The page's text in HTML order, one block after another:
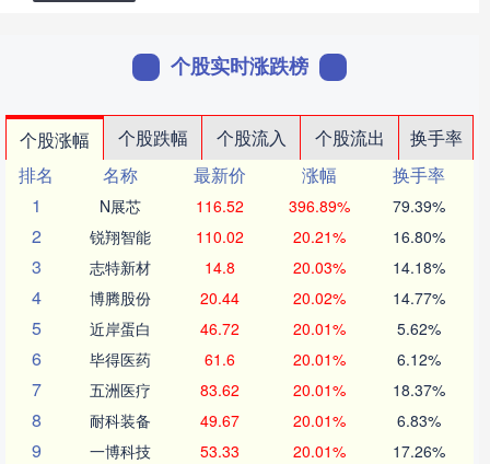
个股实时涨跌榜
个股涨幅 个股跌幅 个股流入 个股流出
换手率
排名
名称 最新价 涨幅
换手率
1
N展芯 116.52 396.89% 79.39%
2 锐翔智能 110.02 20.21% 16.80%
3 志特新材 14.8 20.03% 14.18%
4 博腾股份 20.44 20.02% 14.77%
5 近岸蛋白 46.72 20.01% 5.62%
6 毕得医药 61.6 20.01% 6.12%
7 五洲医疗 83.62 20.01% 18.37%
8 耐科装备 49.67 20.01% 6.83%
9 一博科技 53.33 20.01% 17.26%